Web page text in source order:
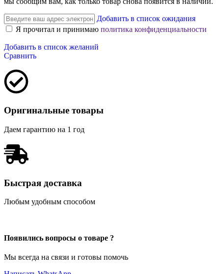
Добавить в список ожидания
Я прочитал и принимаю политика конфиденциальности
Добавить в список желаний
Сравнить
Оригинальные товары
Даем гарантию на 1 год
Быстрая доставка
Любым удобным способом
Появились вопросы о товаре ?
Мы всегда на связи и готовы помочь